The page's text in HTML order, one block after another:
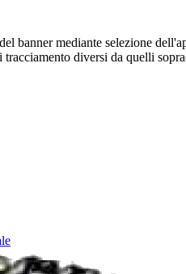
banner mediante selezione
diversi da quelli